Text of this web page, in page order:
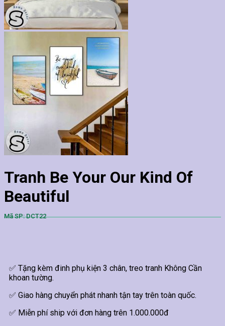
Tranh Be Your Our Kind Of
Beautiful
Mã SP: DCT22
✅ Tặng kèm đinh phụ kiện 3 chân, treo tranh Không Cần
khoan tường.
✅ Giao hàng chuyển phát nhanh tận tay trên toàn quốc.
✅ Miễn phí ship với đơn hàng trên 1.000.000đ